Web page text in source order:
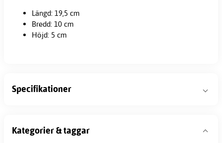
Längd: 19,5 cm
Bredd: 10 cm
Höjd: 5 cm
Specifikationer
Kategorier & taggar